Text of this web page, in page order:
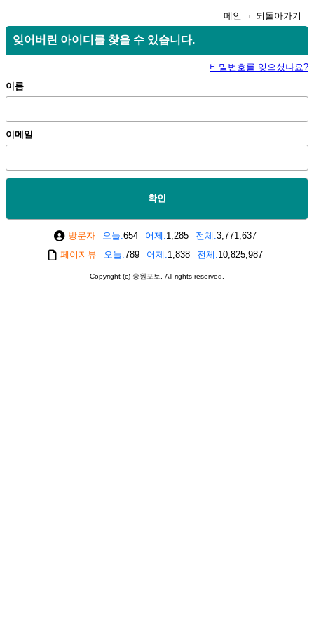
메인 되돌아가기
잊어버린 아이디를 찾을 수 있습니다.
비밀번호를 잊으셨나요?
이름
이메일
확인
방문자 오늘 654 어제 1,285 전체 3,771,637
페이지뷰
오늘 789 어제 1,838 전체 10,825,987
Copyright (c) 송원포토. All rights reserved.